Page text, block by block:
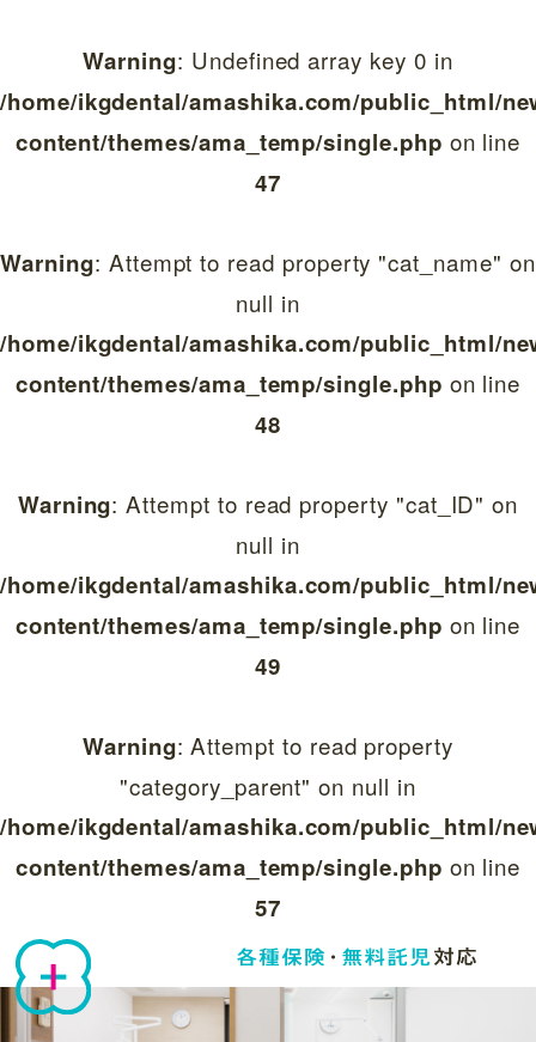
Warning: Undefined array key 0 in
/home/ikgdental/amashika.com/public_html/
content/themes/ama_temp/single.php on line
47
Warning: Attempt to read property "cat_name" on
null in
/home/ikgdental/amashika.com/public_html/
content/themes/ama_temp/single.php on line
48
Warning: Attempt to read property "cat_ID" on
null in
/home/ikgdental/amashika.com/public_html/
content/themes/ama_temp/single.php on line
49
Warning: Attempt to read property
"category_parent" on null in
/home/ikgdental/amashika.com/public_html/
content/themes/ama_temp/single.php on line
57